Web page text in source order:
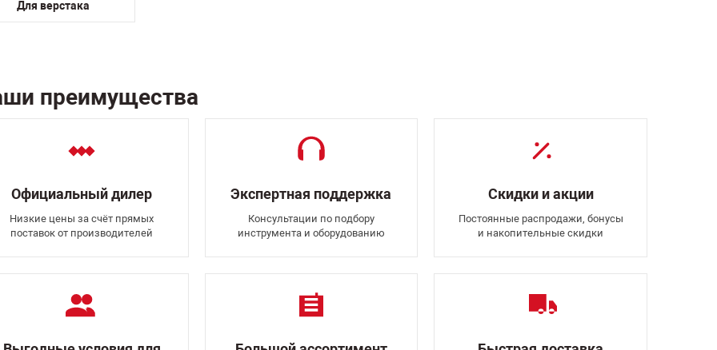
Для верстака
преимущества
Официальный дилер
Низкие цены за счёт прямых
поставок от производителей
Экспертная поддержка
Консультации по подбору
инструмента и оборудованию
Скидки и акции
Постоянные распродажи, бонусы
и накопительные скидки